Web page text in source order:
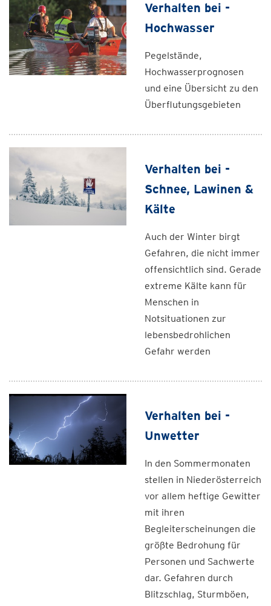
Verhalten bei -
Hochwasser
Pegelstände,
Hochwasserprognosen
und eine Übersicht zu den
Überflutungsgebieten
Verhalten bei -
Schnee, Lawinen &
Kälte
Auch der Winter birgt
Gefahren, die nicht immer
offensichtlich sind. Gerade
extreme Kälte kann für
Menschen in
Notsituationen zur
lebensbedrohlichen
Gefahr werden
Verhalten bei -
Unwetter
In den Sommermonaten
stellen in Niederösterreich
vor allem heftige Gewitter
mit ihren
Begleiterscheinungen die
größte Bedrohung für
Personen und Sachwerte
dar. Gefahren durch
Blitzschlag, Sturmböen,